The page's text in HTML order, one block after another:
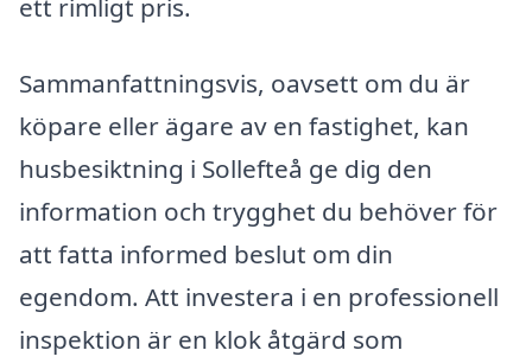
ett rimligt pris.
Sammanfattningsvis, oavsett om du är
köpare eller ägare av en fastighet, kan
husbesiktning i Sollefteå ge dig den
information och trygghet du behöver för
att fatta informed beslut om din
egendom. Att investera i en professionell
inspektion är en klok åtgärd som